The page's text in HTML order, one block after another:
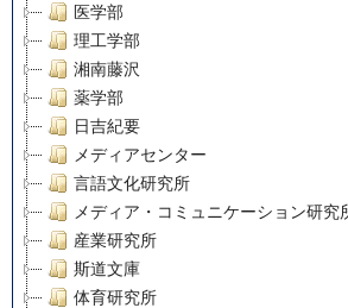
医学部
理工学部
湘南藤沢
薬学部
日吉紀要
メディアセンター
言語文化研究所
メディア・コミュニケーション研究
産業研究所
斯道文庫
体育研究所